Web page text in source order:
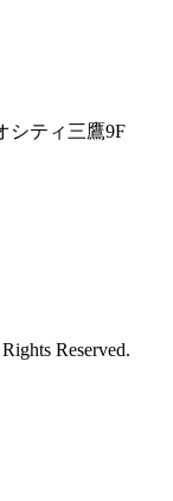
シティ三鷹9F
Reserved.